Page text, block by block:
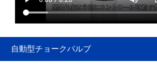
自動型チョークバルブ